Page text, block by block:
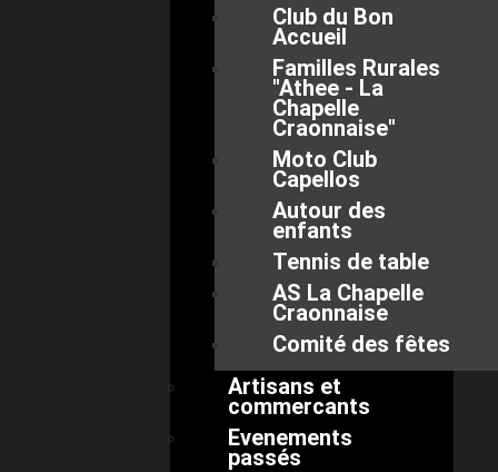
Club du Bon
Accueil
Familles Rurales
"Athee - La
Chapelle
Craonnaise"
Moto Club
Capellos
Autour des
enfants
Tennis de table
AS La Chapelle
Craonnaise
Comité des fêtes
Artisans et
commercants
Evenements
passés